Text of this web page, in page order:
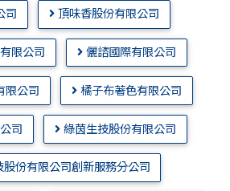
司 頂味香股份有限公司
限公司 儷諮國際有限公司
限公司 橘子布著色有限公司
司 綠茵生技股份有限公司
份有限公司創新服務分公司